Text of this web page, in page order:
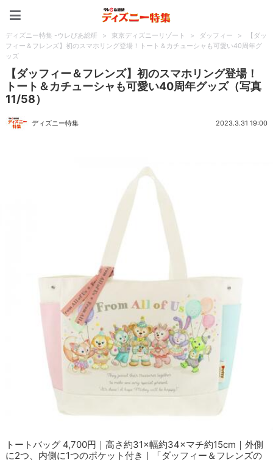
ディズニー特集 -ウレぴあ総研 > 東京ディズニーリゾート > ダッフィー >
【ダッ
フィー＆フレンズ】初のスマホリング登場！トート＆カチューシャも可愛い40周年グ
ッズ
【ダッフィー＆フレンズ】初のスマホリング登場！
トート＆カチューシャも可愛い40周年グッズ（写真
11/58）
ディズニー特集 2023.3.31 19:00
トートバッグ 4,700円｜高さ約31×幅約34×マチ約15cm｜外側
に2つ、内側に1つのポケット付き｜「ダッフィー＆フレンズの